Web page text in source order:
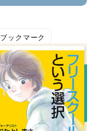
ブックマーク